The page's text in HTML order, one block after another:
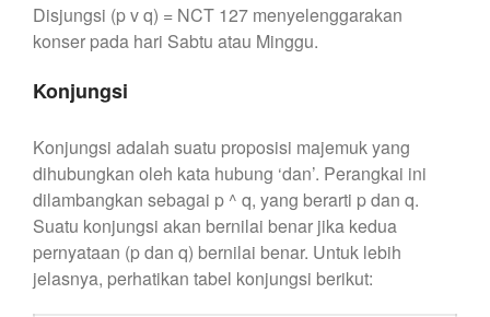
Disjungsi (p v q) = NCT 127 menyelenggarakan
konser pada hari Sabtu atau Minggu.
Konjungsi
Konjungsi adalah suatu proposisi majemuk yang
dihubungkan oleh kata hubung ‘dan’. Perangkai ini
dilambangkan sebagai p ^ q, yang berarti p dan q.
Suatu konjungsi akan bernilai benar jika kedua
pernyataan (p dan q) bernilai benar. Untuk lebih
jelasnya, perhatikan tabel konjungsi berikut: